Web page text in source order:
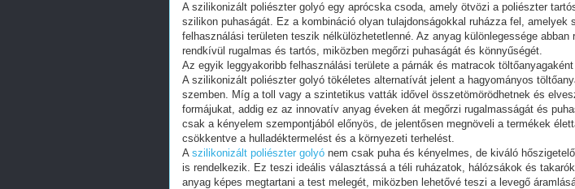
A szilikonizált poliészter golyó egy aprócska csoda, amely ötvözi a poliészter
szilikon puhaságát. Ez a kombináció olyan tulajdonságokkal ruházza fel, amelyek
felhasználási területen teszik nélkülözhetetlenné. Az anyag különlegessége abban
rendkívül rugalmas és tartós, miközben megőrzi puhaságát és könnyűségét.
Az egyik leggyakoribb felhasználási területe a párnák és matracok
A szilikonizált poliészter golyó tökéletes alternatívát jelent a hagyományos
szemben. Míg a toll vagy a szintetikus vatták idővel összetömörödhetnek és
formájukat, addig ez az innovatív anyag éveken át megőrzi rugalmasságát és
csak a kényelem szempontjából előnyös, de jelentősen megnöveli a termékek
csökkentve a hulladéktermelést és a környezeti terhelést.
A szilikonizált poliészter golyó nem csak puha és kényelmes, de kiváló
is rendelkezik. Ez teszi ideális választássá a téli ruházatok, hálózsákok és
anyag képes megtartani a test melegét, miközben lehetővé teszi a levegő